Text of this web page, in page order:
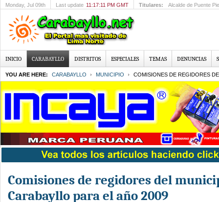
Monday, Jul 09th Last update 11:17:11 PM GMT Titulares:
FIMA PERÚ 2012: Feria de
INICIO CARABAYLLO DISTRITOS ESPECIALES TEMAS DENUNCIAS
YOU ARE HERE: CARABAYLLO MUNICIPIO COMISIONES DE REGIDORES
Comisiones de regidores del
Carabayllo para el año 2009